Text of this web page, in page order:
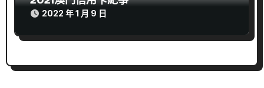
2022 年 1 月 9 日